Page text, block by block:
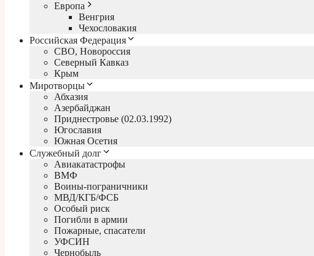
Европа
Венгрия
Чехословакия
Российская Федерация
СВО, Новороссия
Северный Кавказ
Крым
Миротворцы
Абхазия
Азербайджан
Приднестровье (02.03.1992)
Югославия
Южная Осетия
Служебный долг
Авиакатастрофы
ВМФ
Воины-пограничники
МВД/КГБ/ФСБ
Особый риск
Погибли в армии
Пожарные, спасатели
УФСИН
Чернобыль